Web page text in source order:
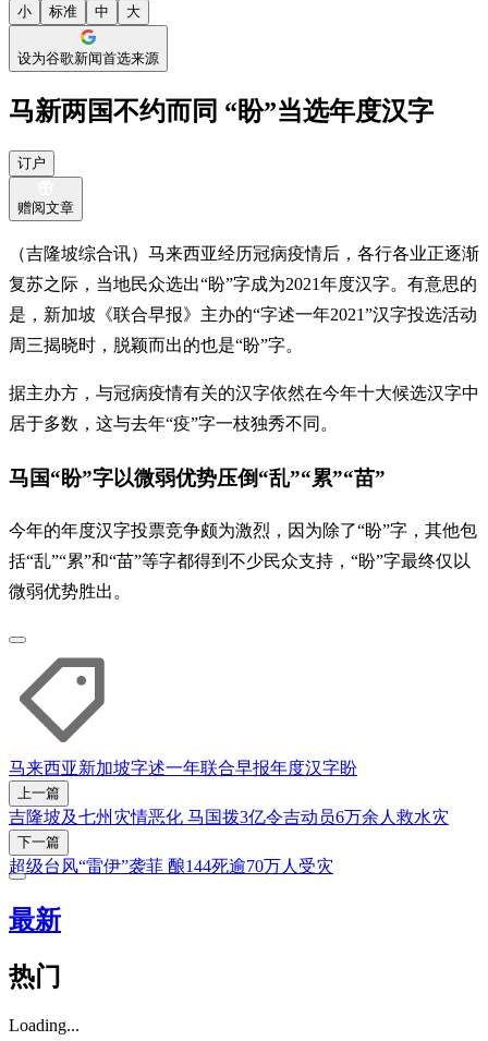
小 标准 中 大
设为谷歌新闻首选来源
马新两国不约而同 “盼”当选年度汉字
订户
赠阅文章
（吉隆坡综合讯）马来西亚经历冠病疫情后，各行各业正逐渐
复苏之际，当地民众选出“盼”字成为2021年度汉字。有意思的
是，新加坡《联合早报》主办的“字述一年2021”汉字投选活动
周三揭晓时，脱颖而出的也是“盼”字。
据主办方，与冠病疫情有关的汉字依然在今年十大候选汉字中
居于多数，这与去年“疫”字一枝独秀不同。
马国“盼”字以微弱优势压倒“乱”“累”“苗”
今年的年度汉字投票竞争颇为激烈，因为除了“盼”字，其他包
括“乱”“累”和“苗”等字都得到不少民众支持，“盼”字最终仅以
微弱优势胜出。
马来西亚新加坡字述一年联合早报年度汉字盼
上一篇
吉隆坡及七州灾情恶化 马国拨3亿令吉动员6万余人救水灾
下一篇
超级台风“雷伊”袭菲 酿144死逾70万人受灾
最新
热门
Loading...